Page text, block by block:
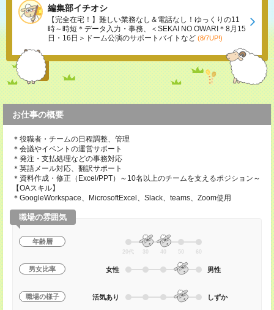
編集部イチオシ
【完全在宅！】難しい業務なし＆電話なし！ゆっくりの11
時～時短＊データ入力・事務、＜SEKAI NO OWARI＊8月15
日・16日＞ドーム公演のサポートバイトなど (8/7UP!)
お仕事の概要
＊役職者・チームの日程調整、管理
＊会議やイベントの運営サポート
＊発注・支払処理などの事務対応
＊英語メール対応、翻訳サポート
＊資料作成・修正（Excel/PPT）～10名以上のチームを支えるポジション～
【OAスキル】
＊GoogleWorkspace、MicrosoftExcel、Slack、teams、Zoom使用
職場の雰囲気
年齢層
20代 30 40 50 60
男女比率 女性 男性
職場の様子 活気あり しずか